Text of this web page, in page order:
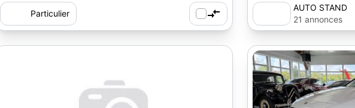
Particulier
AUTO STAND
21 annonces